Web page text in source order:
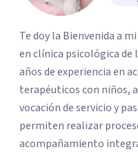
Te doy la Bienvenida a
en clínica psicológica de
años de experiencia en
terapéuticos con niños,
vocación de servicio y
permiten realizar
acompañamiento